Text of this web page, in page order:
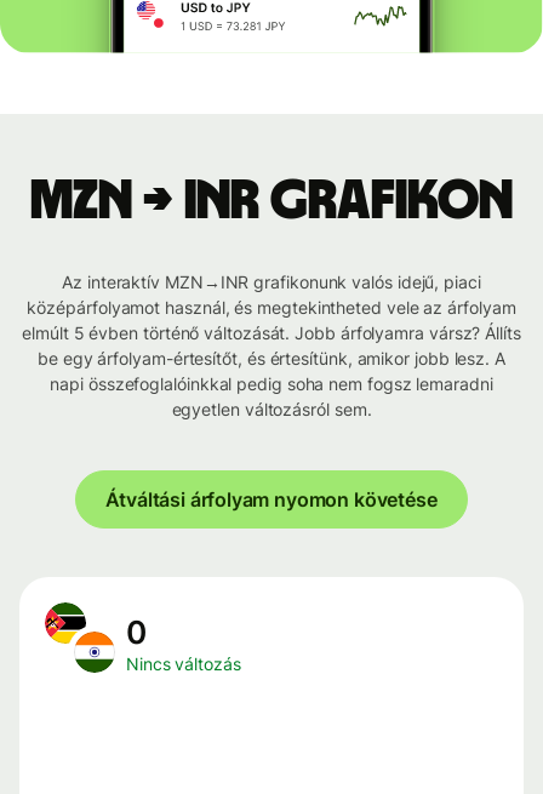
MZN → INR grafikon
Az interaktív MZN→INR grafikonunk valós idejű, piaci
középárfolyamot használ, és megtekintheted vele az árfolyam
elmúlt 5 évben történő változását. Jobb árfolyamra vársz? Állíts
be egy árfolyam-értesítőt, és értesítünk, amikor jobb lesz. A
napi összefoglalóinkkal pedig soha nem fogsz lemaradni
egyetlen változásról sem.
Átváltási árfolyam nyomon követése
0
Nincs változás